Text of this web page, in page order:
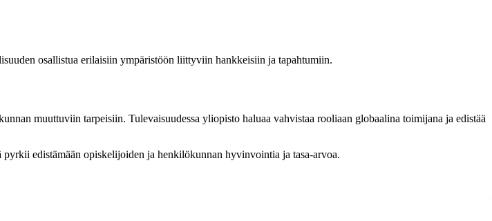
osallistua erilaisiin ympäristöön liittyviin hankkeisiin ja tapahtumiin.
muuttuviin tarpeisiin. Tulevaisuudessa yliopisto haluaa vahvistaa rooliaan globaalina toimijana ja edistää
edistämään opiskelijoiden ja henkilökunnan hyvinvointia ja tasa-arvoa.